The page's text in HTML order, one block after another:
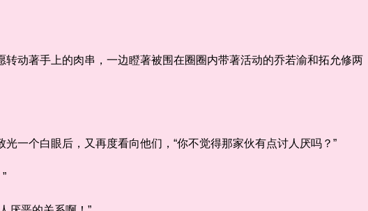
动著手上的肉串，一边瞪著被围在圈圈内带著活动的乔若渝和拓允修两
一个白眼后，又再度看向他们，“你不觉得那家伙有点讨人厌吗？”